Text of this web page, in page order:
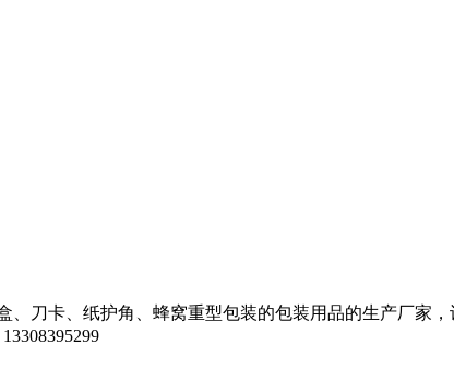
刀卡、纸护角、蜂窝重型包装的包装用品的生产厂家